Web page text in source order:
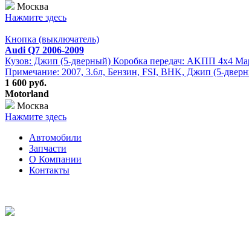
Москва
Нажмите здесь
Кнопка (выключатель)
Audi Q7 2006-2009
Кузов: Джип (5-дверный) Коробка передач: АKПП 4х4
Примечание: 2007, 3.6л, Бензин, FSI, BHK, Джип (5-
1 600 руб.
Motorland
Москва
Нажмите здесь
Автомобили
Запчасти
О Компании
Контакты